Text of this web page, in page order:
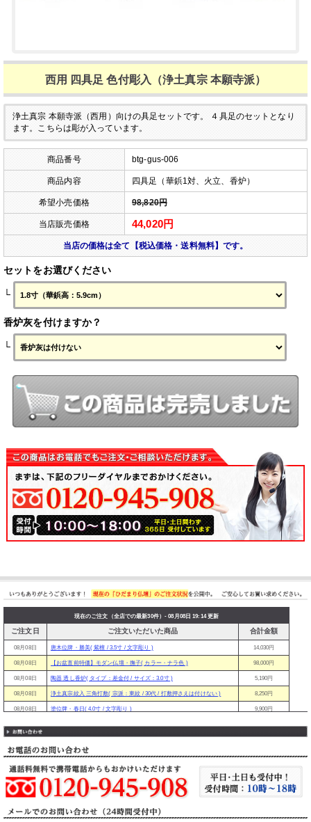
西用 四具足 色付彫入（浄土真宗 本願寺派）
浄土真宗 本願寺派（西用）向けの具足セットです。
４具足のセットとなり
ます。こちらは彫が入っています。
商品番号 btg-gus-006
商品内容 四具足（華鋲1対、火立、香炉）
希望小売価格 98,820円
当店販売価格 44,020円
当店の価格は全て【税込価格・送料無料】です。
セットをお選びください
└
香炉灰を付けますか？
└
現在のご注文（全店での最新30件）- 08月08日 19:14 更新
ご注文日 ご注文いただいた商品 合計金額
08月08日 唐木位牌・勝美( 紫檀 / 3.5寸 / 文字彫り ) 14,030円
08月08日 【お盆直前特価】モダン仏壇・撫子( カラー・ナラ色 ) 98,000円
08月08日 陶器 透し香炉( タイプ：差金付 / サイズ：3.0寸 ) 5,190円
08月08日 浄土真宗紋入 三角打敷( 宗派：東紋 / 30代 / 打敷押さえは付けない ) 8,250円
08月08日 塗位牌・春日( 4.0寸 / 文字彫り ) 9,900円
08月08日 仏具9点/11点セット（タイプB）( 9点セット / サイズ小 / 香炉灰を付ける ) 15,720円
08月08日 塗位牌・春日( 3.5寸 / 文字彫り )
08月08日 伝統型仏飯器 陶器( カラー：ルリ上金蓮 / サイズ：中 ) 1,760円
08月08日 アルミ夏目型灯籠 網目（1対）( 金付 / 中 / 灯籠用ライト / 吊りクリップ )